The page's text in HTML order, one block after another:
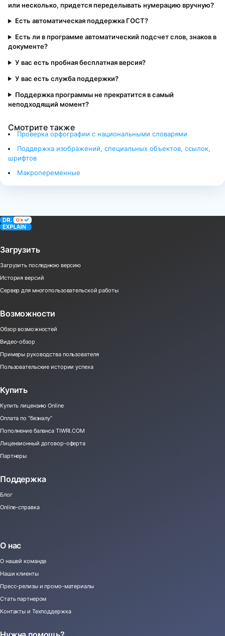
или несколько, придется переделывать нумерацию вручную?
Есть автоматическая поддержка ГОСТ?
Есть ли в программе автоматический подсчет слов, знаков в
документе?
У вас есть пробная бесплатная версия?
У вас есть служба поддержки?
Поддержка программы не прекратится в самый
неподходящий момент?
Смотрите также
Проверка орфографии с национальными словарями
Поддержка изображений, специальных объектов, ссылок,
шрифтов
Макропеременные
Загрузить
Загрузить последнюю версию
История версий
Сервер для многопользовательской работы
Возможности
Обзор возможностей
Видео-обзор
Примеры руководства пользователя
Пользовательские истории успеха
Купить
Купить лицензию Online
Оплата по “безналу”
Пополнение баланса TIWRI.COM
Лицензионный договор-оферта
Партнеры
Поддержка
Блог
Online-справка
О нас
О нашей команде
Наши клиенты
Пресс-релизы и промо-материалы
Стать партнером
Контакты и Техподдержка